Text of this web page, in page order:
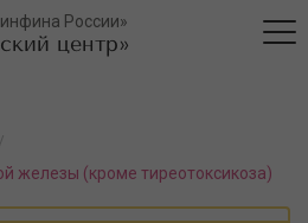
России»
центр»
железы (кроме тиреотоксикоза)